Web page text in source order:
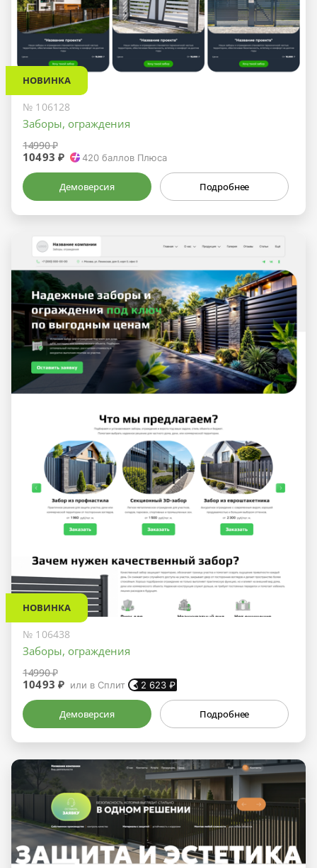
НОВИНКА
№ 106128
Заборы, ограждения
14990 ₽
10493 ₽ 420 баллов Плюса
Демоверсия Подробнее
НОВИНКА
№ 106438
Заборы, ограждения
14990 ₽
10493 ₽ или в Сплит 2 623 ₽
Демоверсия Подробнее